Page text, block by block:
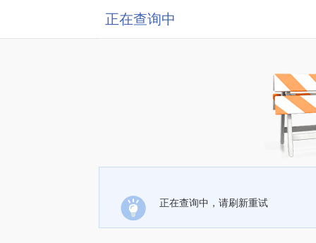
正在查询中
正在查询中，请刷新重试